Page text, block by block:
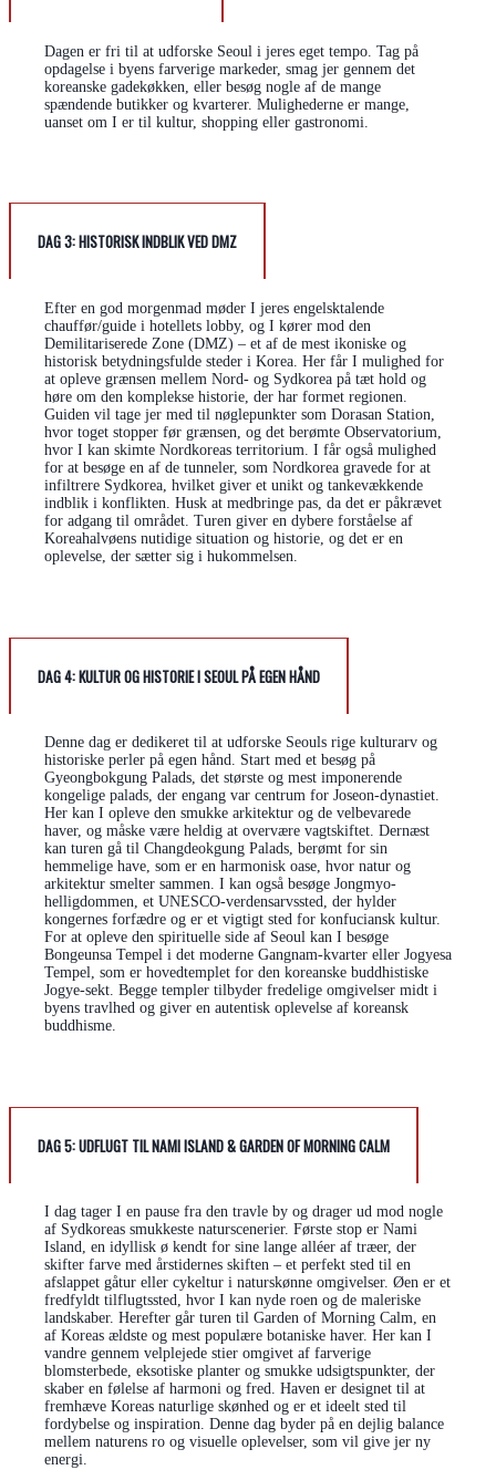
Dagen er fri til at udforske Seoul i jeres eget tempo. Tag på
opdagelse i byens farverige markeder, smag jer gennem det
koreanske gadekøkken, eller besøg nogle af de mange
spændende butikker og kvarterer. Mulighederne er mange,
uanset om I er til kultur, shopping eller gastronomi.
DAG 3:HISTORISK INDBLIK VED DMZ
Efter en god morgenmad møder I jeres engelsktalende
chauffør/guide i hotellets lobby, og I kører mod den
Demilitariserede Zone (DMZ) – et af de mest ikoniske og
historisk betydningsfulde steder i Korea. Her får I mulighed for
at opleve grænsen mellem Nord- og Sydkorea på tæt hold og
høre om den komplekse historie, der har formet regionen.
Guiden vil tage jer med til nøglepunkter som Dorasan Station,
hvor toget stopper før grænsen, og det berømte Observatorium,
hvor I kan skimte Nordkoreas territorium. I får også mulighed
for at besøge en af de tunneler, som Nordkorea gravede for at
infiltrere Sydkorea, hvilket giver et unikt og tankevækkende
indblik i konflikten. Husk at medbringe pas, da det er påkrævet
for adgang til området. Turen giver en dybere forståelse af
Koreahalvøens nutidige situation og historie, og det er en
oplevelse, der sætter sig i hukommelsen.
DAG 4:KULTUR OG HISTORIE I SEOUL PÅ EGEN HÅND
Denne dag er dedikeret til at udforske Seouls rige kulturarv og
historiske perler på egen hånd. Start med et besøg på
Gyeongbokgung Palads, det største og mest imponerende
kongelige palads, der engang var centrum for Joseon-dynastiet.
Her kan I opleve den smukke arkitektur og de velbevarede
haver, og måske være heldig at overvære vagtskiftet. Dernæst
kan turen gå til Changdeokgung Palads, berømt for sin
hemmelige have, som er en harmonisk oase, hvor natur og
arkitektur smelter sammen. I kan også besøge Jongmyo-
helligdommen, et UNESCO-verdensarvssted, der hylder
kongernes forfædre og er et vigtigt sted for konfuciansk kultur.
For at opleve den spirituelle side af Seoul kan I besøge
Bongeunsa Tempel i det moderne Gangnam-kvarter eller Jogyesa
Tempel, som er hovedtemplet for den koreanske buddhistiske
Jogye-sekt. Begge templer tilbyder fredelige omgivelser midt i
byens travlhed og giver en autentisk oplevelse af koreansk
buddhisme.
DAG 5:UDFLUGT TIL NAMI ISLAND & GARDEN OF MORNING CALM
I dag tager I en pause fra den travle by og drager ud mod nogle
af Sydkoreas smukkeste naturscenerier. Første stop er Nami
Island, en idyllisk ø kendt for sine lange alléer af træer, der
skifter farve med årstidernes skiften – et perfekt sted til en
afslappet gåtur eller cykeltur i naturskønne omgivelser. Øen er et
fredfyldt tilflugtssted, hvor I kan nyde roen og de maleriske
landskaber. Herefter går turen til Garden of Morning Calm, en
af Koreas ældste og mest populære botaniske haver. Her kan I
vandre gennem velplejede stier omgivet af farverige
blomsterbede, eksotiske planter og smukke udsigtspunkter, der
skaber en følelse af harmoni og fred. Haven er designet til at
fremhæve Koreas naturlige skønhed og er et ideelt sted til
fordybelse og inspiration. Denne dag byder på en dejlig balance
mellem naturens ro og visuelle oplevelser, som vil give jer ny
energi.